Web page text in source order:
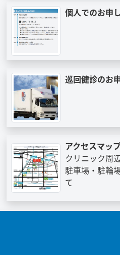
個人でのお申
巡回健診のお
アクセスマッ
クリニック周
駐車場・駐輪
て